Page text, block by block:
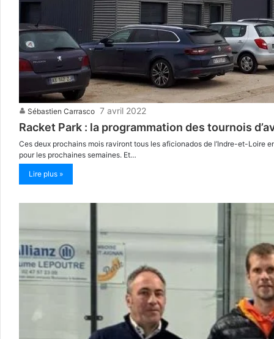
Sébastien Carrasco 7 avril 2022
Racket Park : la programmation des tournois
Ces deux prochains mois raviront tous les aficionados de l’Indre-et-Loire
pour les prochaines semaines. Et…
Lire plus »